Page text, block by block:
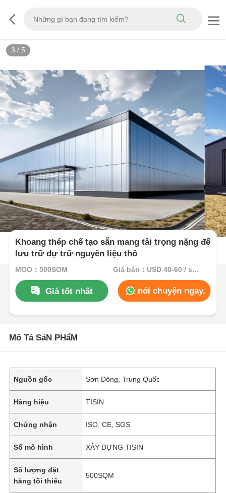
3 / 5
Khoang thép chế tạo sẵn mang tải trọng nặng để
lưu trữ dự trữ nguyên liệu thô
MOQ：500SQM Giá bán：USD 40-60 / sqm
Giá tốt nhất nói chuyện ngay.
Mô Tả SảN PHẩM
Nguồn gốc Sơn Đông, Trung Quốc
Hàng hiệu TISIN
Chứng nhận ISO, CE, SGS
Số mô hình XÂY DỰNG TISIN
Số lượng đặt
hàng tối thiểu
500SQM